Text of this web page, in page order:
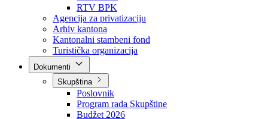
Direkcija za šumarstvo
Javna preduzeća
BPK šume
RTV BPK
Agencija za privatizaciju
Arhiv kantona
Kantonalni stambeni fond
Turistička organizacija
Skupština